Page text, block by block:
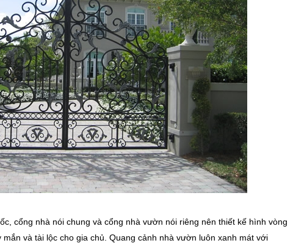
cổng nhà nói chung và cổng nhà vườn nói riêng nên thiết kế hình vòng
và tài lộc cho gia chủ. Quang cảnh nhà vườn luôn xanh mát với